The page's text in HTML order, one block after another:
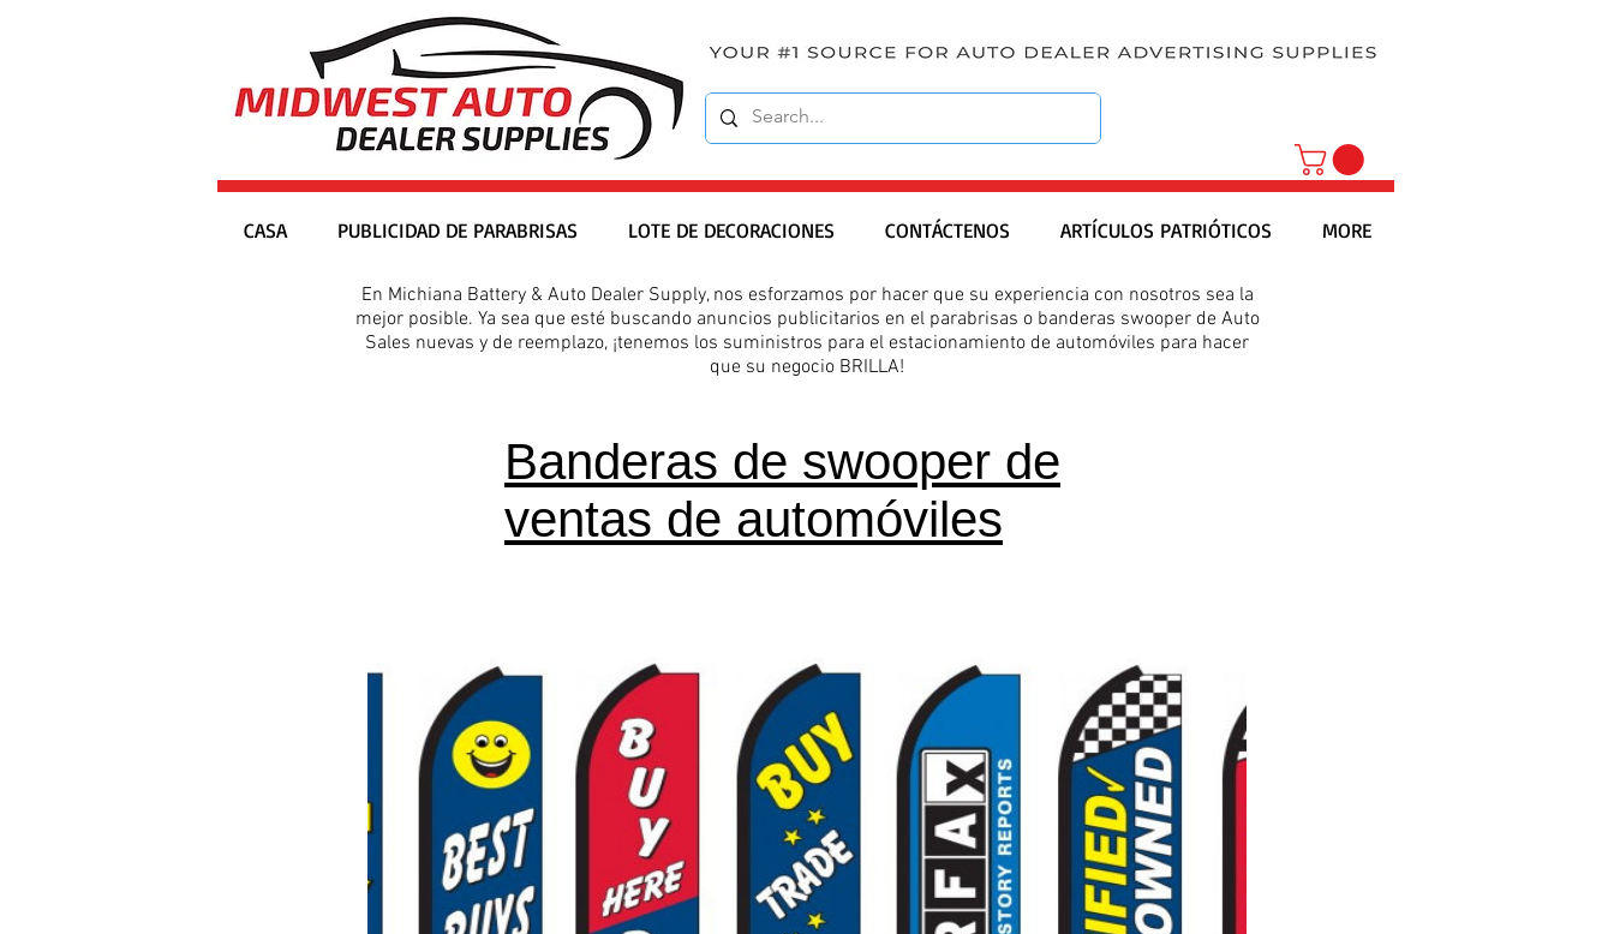
CASA PUBLICIDAD DE PARABRISAS LOTE DE DECORACIONES CONTÁCTENOS ARTÍCULOS PATRIÓTICOS MORE
En Michiana Battery & Auto Dealer Supply, nos esforzamos por hacer que su experiencia con nosotros sea la
mejor posible. Ya sea que esté buscando anuncios publicitarios en el parabrisas o banderas swooper de Auto
Sales nuevas y de reemplazo, ¡tenemos los suministros para el estacionamiento de automóviles para hacer
que su negocio BRILLA!
Banderas de swooper de
ventas de automóviles